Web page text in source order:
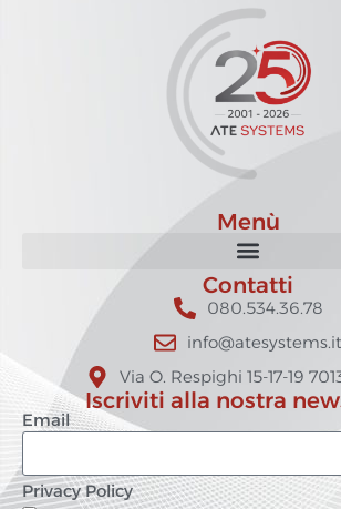
Menù
Contatti
080.534.36.78
info@atesystems.it
Via O. Respighi 15-17-19
Iscriviti alla nostra
Email
Privacy Policy